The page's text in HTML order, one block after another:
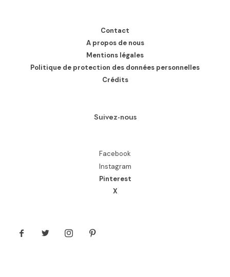
Contact
A propos de nous
Mentions légales
Politique de protection des données personnelles
Crédits
Suivez-nous
Facebook
Instagram
Pinterest
X